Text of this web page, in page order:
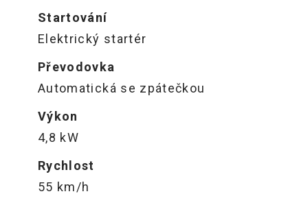
Startování
Elektrický startér
Převodovka
Automatická se zpátečkou
Výkon
4,8 kW
Rychlost
55 km/h